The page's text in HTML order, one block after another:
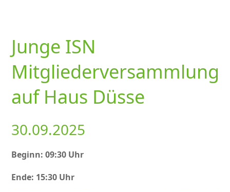
Junge ISN
Mitgliederversammlung
auf Haus Düsse
30.09.2025
Beginn: 09:30 Uhr
Ende: 15:30 Uhr